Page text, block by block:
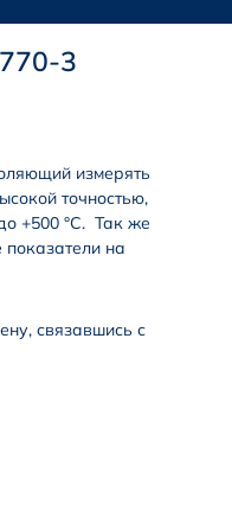
3
измерять
точностью,
+500 °С. Так же
показатели на
связавшись с